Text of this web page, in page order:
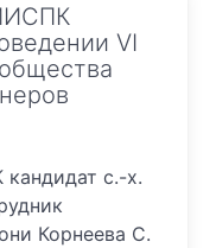
VI
с.-х.
Корнеева С.